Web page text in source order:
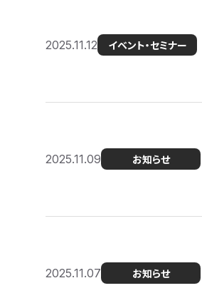
2025.11.12 イベント・セミナー
2025.11.09 お知らせ
2025.11.07 お知らせ